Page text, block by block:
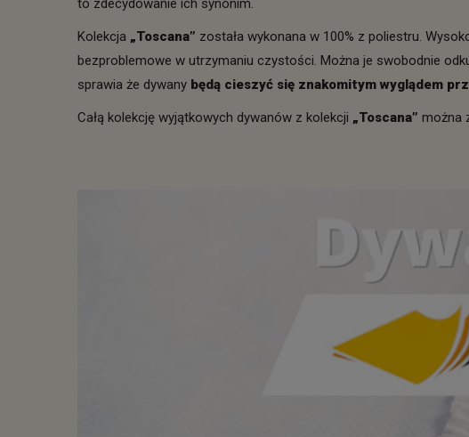
to zdecydowanie ich synonim.
Kolekcja „Toscana” została wykonana w 100% z poliestru.
bezproblemowe w utrzymaniu czystości. Można je swobodnie
sprawia że dywany będą cieszyć się znakomitym wyglądem
Całą kolekcję wyjątkowych dywanów z kolekcji „Toscana” można